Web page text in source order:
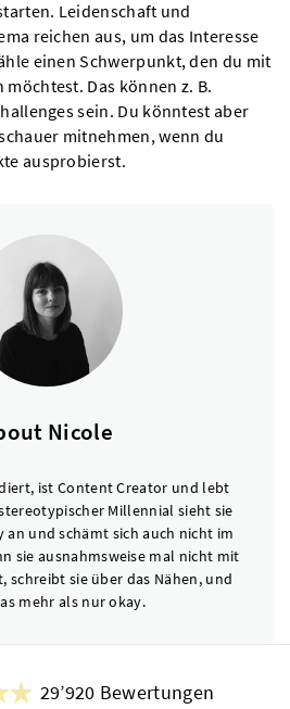
Leidenschaft und
reichen aus, um das Interesse
einen Schwerpunkt, den du mit
Das können z. B.
sein. Du könntest aber
mitnehmen, wenn du
ausprobierst.
Nicole
ist Content Creator und lebt
Millennial sieht sie
an und schämt sich auch nicht im
sie ausnahmsweise mal nicht mit
schreibt sie über das Nähen, und
mehr als nur okay.
29’920 Bewertungen